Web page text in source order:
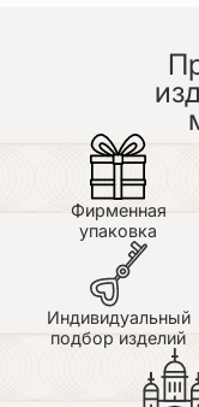
Фирменная
упаковка
Индивидуальный
подбор изделий